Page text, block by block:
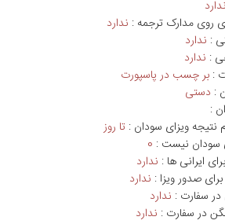
ندارد
روی مدارک ترجمه : ندارد
: ندارد
: ندارد
: بر چسب در پاسپورت
: دستی
:
ویزای سودان : تا روز
سودان نیست : 0
ایرانی ها : ندارد
صدور ویزا : ندارد
سفارت : ندارد
در سفارت : ندارد